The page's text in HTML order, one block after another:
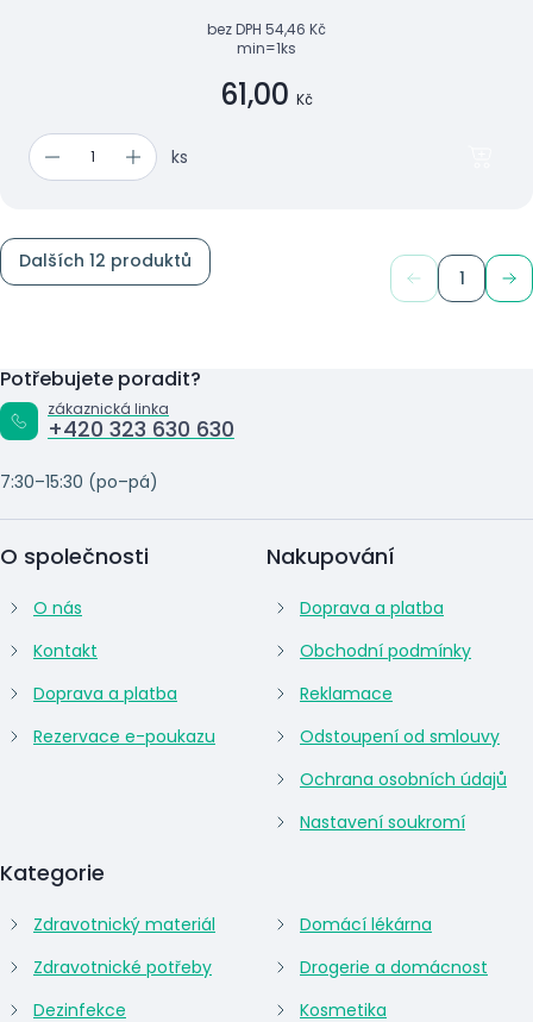
bez DPH 54,46 Kč
min=1ks
61,00 Kč
ks
Dalších 12 produktů
1
Potřebujete poradit?
zákaznická linka
+420 323 630 630
7:30–15:30 (po–pá)
O společnosti
O nás
Kontakt
Doprava a platba
Rezervace e-poukazu
Kategorie
Zdravotnický materiál
Zdravotnické potřeby
Dezinfekce
Domácí lékárna
Drogerie a domácnost
Kosmetika
Nakupování
Doprava a platba
Obchodní podmínky
Reklamace
Odstoupení od smlouvy
Ochrana osobních údajů
Nastavení soukromí